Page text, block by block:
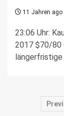
11 Jahren ago
23:06 Uhr:
2017 $70/80
längerfristige